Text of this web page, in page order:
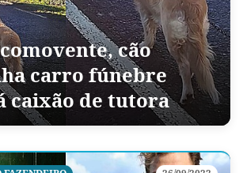
cão
carro fúnebre
caixão de tutora